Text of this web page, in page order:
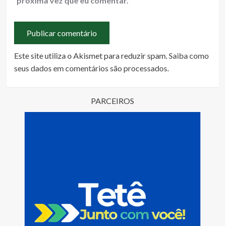
Este site utiliza o Akismet para reduzir spam.Saiba como
seus dados em comentários são processados.
PARCEIROS